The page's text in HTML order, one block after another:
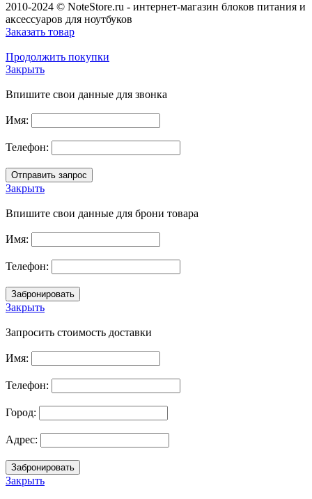
2010-2024 © NoteStore.ru - интернет-магазин блоков питания и
аксессуаров для ноутбуков
Заказать товар
Продолжить покупки
Закрыть
Впишите свои данные для звонка
Имя:
Телефон:
Закрыть
Впишите свои данные для брони товара
Имя:
Телефон:
Закрыть
Запросить стоимость доставки
Имя:
Телефон:
Город:
Адрес:
Закрыть